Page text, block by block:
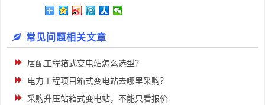
常见问题相关文章
居配工程箱式变电站怎么选型？
电力工程项目箱式变电站去哪里采购？
采购升压站箱式变电站，不能只看报价